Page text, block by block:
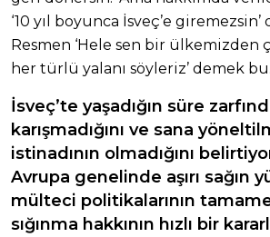
‘10 yıl boyunca İsveç’e
Resmen ‘Hele sen bir ülkemizden
her türlü yalanı söyleriz’ demek
İsveç’te yaşadığın süre
karışmadığını ve sana
istinadının olmadığını
Avrupa genelinde aşırı sağın
mülteci politikalarının
sığınma hakkının hızlı bir